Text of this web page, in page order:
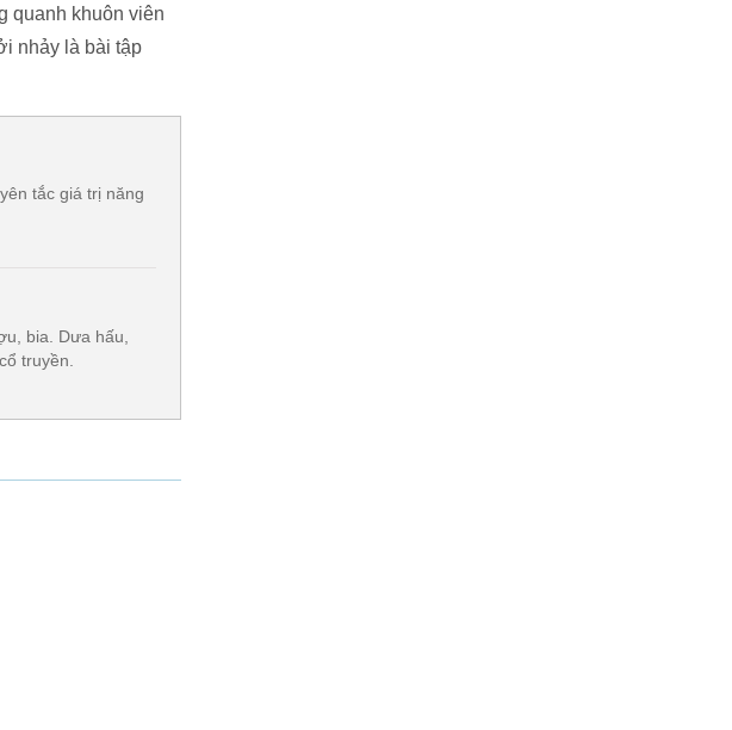
quanh khuôn viên
nhảy là bài tập
tắc giá trị năng
bia. Dưa hấu,
truyền.